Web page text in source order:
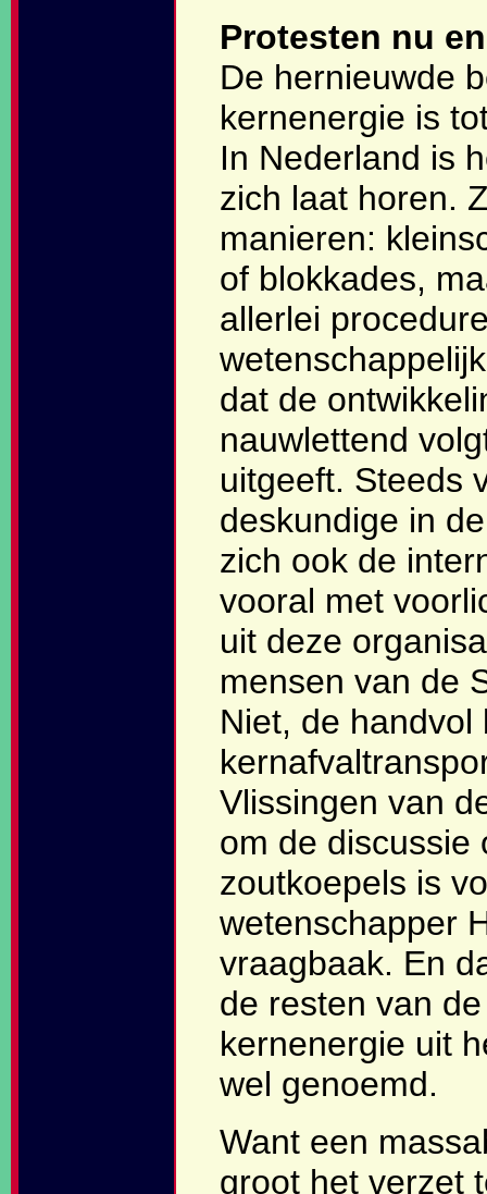
Protesten nu
De hernieuwde
kernenergie is
In Nederland is
zich laat horen.
manieren:
of blokkades,
allerlei
dat de
nauwlettend
uitgeeft. Steeds
deskundige in
zich ook de
vooral met
uit deze
mensen van de
Niet, de
Vlissingen van
om de discussie
zoutkoepels is
wetenschapper
vraagbaak. En
de resten van
kernenergie uit
wel genoemd.
Want een
groot het verzet